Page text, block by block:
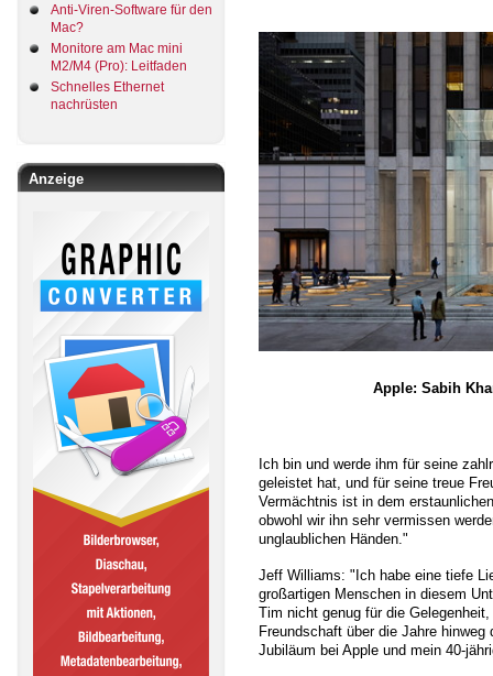
Anti-Viren-Software für den
Mac?
Monitore am Mac mini
M2/M4 (Pro): Leitfaden
Schnelles Ethernet
nachrüsten
Anzeige
Apple: Sabih
Ich bin und werde ihm für seine
geleistet hat, und für seine treue
Vermächtnis ist in dem
obwohl wir ihn sehr vermissen
unglaublichen Händen."
Jeff Williams: "Ich habe eine tiefe
großartigen Menschen in diesem
Tim nicht genug für die
Freundschaft über die Jahre
Jubiläum bei Apple und mein 40-